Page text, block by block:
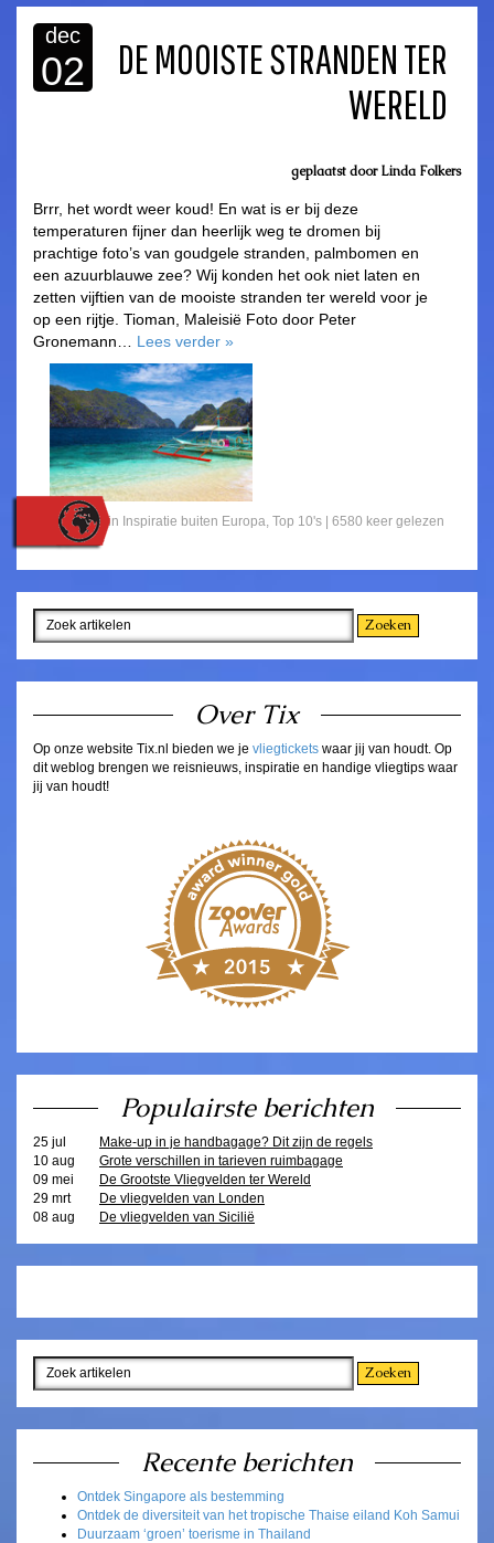
dec
02
DE MOOISTE STRANDEN TER
WERELD
geplaatst doorLinda Folkers
Brrr, het wordt weer koud! En wat is er bij deze
temperaturen fijner dan heerlijk weg te dromen bij
prachtige foto’s van goudgele stranden, palmbomen en
een azuurblauwe zee? Wij konden het ook niet laten en
zetten vijftien van de mooiste stranden ter wereld voor je
op een rijtje. Tioman, Maleisië Foto door Peter
Gronemann… Lees verder »
Gepost in Inspiratie buiten Europa, Top 10's | 6580 keer gelezen
Over Tix
Op onze website Tix.nl bieden we je vliegtickets waar jij van houdt. Op
dit weblog brengen we reisnieuws, inspiratie en handige vliegtips waar
jij van houdt!
Populairste berichten
25 jul
Make-up in je handbagage? Dit zijn de regels
10 aug
Grote verschillen in tarieven ruimbagage
09 mei
De Grootste Vliegvelden ter Wereld
29 mrt
De vliegvelden van Londen
08 aug
De vliegvelden van Sicilië
Recente berichten
Ontdek Singapore als bestemming
Ontdek de diversiteit van het tropische Thaise eiland Koh Samui
Duurzaam ‘groen’ toerisme in Thailand